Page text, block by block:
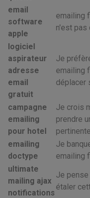
email
software
apple
emailing
n'est pas
logiciel
aspirateur
adresse
email
gratuit
Je
emailing
déplacer
campagne
emailing
pour hotel
Je crois
prendre
emailing
doctype
Je
emailing
ultimate
mailing ajax
notifications
Je
étaler